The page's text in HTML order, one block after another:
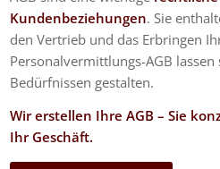
Kundenbeziehungen. Sie
den Vertrieb und das Erbringen
Personalvermittlungs-AGB lassen
Bedürfnissen gestalten.
Wir erstellen Ihre AGB – Sie
Ihr Geschäft.